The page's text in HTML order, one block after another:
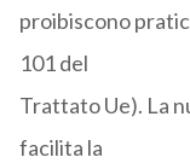
proibiscono
101 del
Trattato Ue). La
facilita la